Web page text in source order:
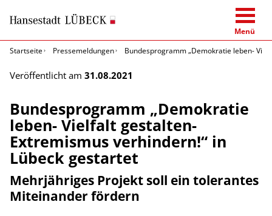
Menü
Startseite
Pressemeldungen Bundesprogramm „Demokratie leben-
Veröffentlicht am 31.08.2021
Bundesprogramm „Demokratie
leben- Vielfalt gestalten-
Extremismus verhindern!“ in
Lübeck gestartet
Mehrjähriges Projekt soll ein tolerantes
Miteinander fördern